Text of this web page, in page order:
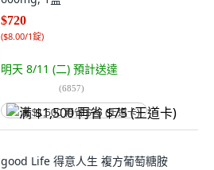
$720
($8.00/1錠)
明天 8/11 (二) 預計送達
(6857)
满 $1,500 再省 $75 (王道卡)
good Life 得意人生 複方葡萄糖胺